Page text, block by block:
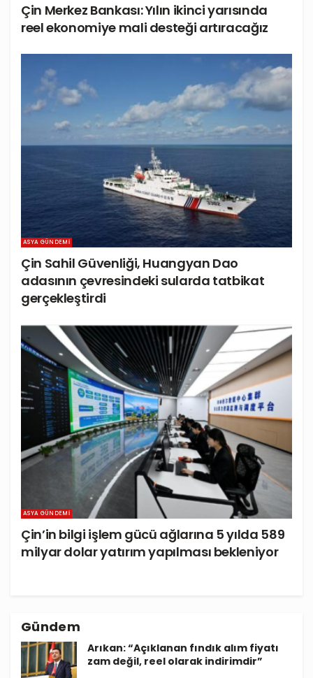
Çin Merkez Bankası: Yılın ikinci yarısında
reel ekonomiye mali desteği artıracağız
ASYA GÜNDEMI
Çin Sahil Güvenliği, Huangyan Dao
adasının çevresindeki sularda tatbikat
gerçekleştirdi
ASYA GÜNDEMI
Çin’in bilgi işlem gücü ağlarına 5 yılda 589
milyar dolar yatırım yapılması bekleniyor
Gündem
Arıkan: “Açıklanan fındık alım fiyatı
zam değil, reel olarak indirimdir”